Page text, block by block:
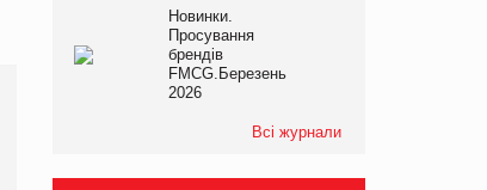
Новинки.
Просування
брендів
FMCG.Березень
2026
Всі журнали